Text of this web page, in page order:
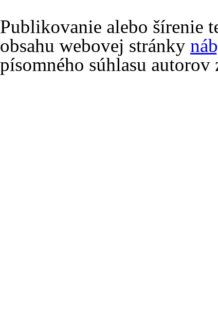
Publikovanie alebo šírenie
obsahu webovej stránky
písomného súhlasu autorov